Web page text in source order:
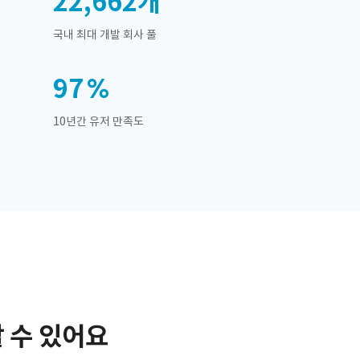
국내 최대 개발 회사 풀
97
10년간 유저 만족도
수 있어요